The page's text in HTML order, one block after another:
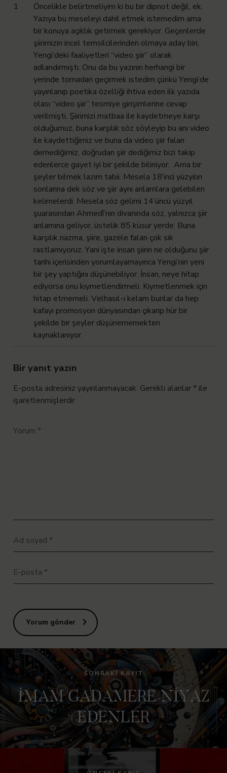
1
Öncelikle belirtmeliyim ki bu bir dipnot değil, ek.
Yazıya bu meseleyi dahil etmek istemedim ama
bir konuya açıklık getirmek gerekiyor. Geçenlerde
şiirimizin incel temsilcilerinden olmaya aday biri,
Yengi’deki faaliyetleri “video şiir” olarak
adlandırmıştı. Onu da bu yazının herhangi bir
yerinde tornadan geçirmek istedim çünkü Yengi’de
yayınlanıp poetika özelliği ihtiva eden ilk yazıda
olası “video şiir” tesmiye girişimlerine cevap
verilmişti. Şiirimizi matbaa ile kaydetmeye karşı
olduğumuz, buna karşılık söz söyleyip bu anı video
ile kaydettiğimiz ve buna da video şiir falan
demediğimiz, doğrudan şiir dediğimiz bizi takip
edenlerce gayet iyi bir şekilde biliniyor. Ama bir
şeyler bilmek lazım tabii. Mesela 18’inci yüzyılın
sonlarına dek söz ve şiir aynı anlamlara gelebilen
kelimelerdi. Mesela söz gelimi 14’üncü yüzyıl
şuarasından Ahmedî’nin divanında söz, yalnızca şiir
anlamına geliyor, üstelik 85 küsur yerde. Buna
karşılık nazma, şiire, gazele falan çok sık
rastlamıyoruz. Yani işte insan şiirin ne olduğunu şiir
tarihi içerisinden yorumlayamayınca Yengi’nin yeni
bir şey yaptığını düşünebiliyor. İnsan, neye hitap
ediyorsa onu kıymetlendirmeli. Kıymetlenmek için
hitap etmemeli. Velhasıl-ı kelam bunlar da hep
kafayı promosyon dünyasından çıkarıp hür bir
şekilde bir şeyler düşünememekten
kaynaklanıyor.
Bir yanıt yazın
E-posta adresiniz yayınlanmayacak. Gerekli alanlar *ile
işaretlenmişlerdir
Yorum *
Ad soyad *
E-posta *
Yorum gönder
SONRAKI KAYIT
İMAM GADAMERE NİYAZ
EDENLER